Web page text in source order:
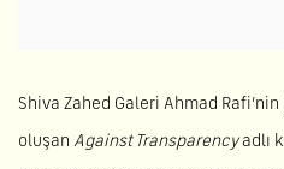
Shiva Zahed Galeri Ahmad Rafi’nin
oluşan Against Transparencyadlı